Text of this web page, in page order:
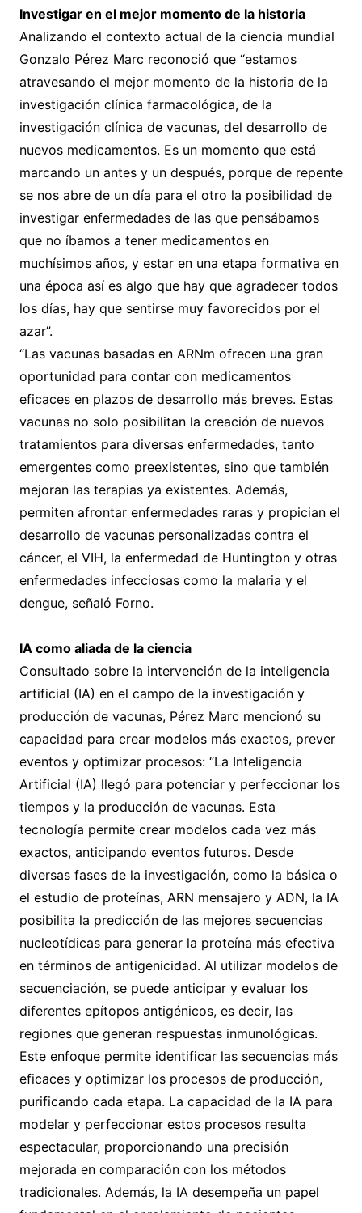
Investigar en el mejor momento de la historia
Analizando el contexto actual de la ciencia mundial
Gonzalo Pérez Marc reconoció que “estamos
atravesando el mejor momento de la historia de la
investigación clínica farmacológica, de la
investigación clínica de vacunas, del desarrollo de
nuevos medicamentos. Es un momento que está
marcando un antes y un después, porque de repente
se nos abre de un día para el otro la posibilidad de
investigar enfermedades de las que pensábamos
que no íbamos a tener medicamentos en
muchísimos años, y estar en una etapa formativa en
una época así es algo que hay que agradecer todos
los días, hay que sentirse muy favorecidos por el
azar”.
“Las vacunas basadas en ARNm ofrecen una gran
oportunidad para contar con medicamentos
eficaces en plazos de desarrollo más breves. Estas
vacunas no solo posibilitan la creación de nuevos
tratamientos para diversas enfermedades, tanto
emergentes como preexistentes, sino que también
mejoran las terapias ya existentes. Además,
permiten afrontar enfermedades raras y propician el
desarrollo de vacunas personalizadas contra el
cáncer, el VIH, la enfermedad de Huntington y otras
enfermedades infecciosas como la malaria y el
dengue, señaló Forno.
IA como aliada de la ciencia
Consultado sobre la intervención de la inteligencia
artificial (IA) en el campo de la investigación y
producción de vacunas, Pérez Marc mencionó su
capacidad para crear modelos más exactos, prever
eventos y optimizar procesos: “La Inteligencia
Artificial (IA) llegó para potenciar y perfeccionar los
tiempos y la producción de vacunas. Esta
tecnología permite crear modelos cada vez más
exactos, anticipando eventos futuros. Desde
diversas fases de la investigación, como la básica o
el estudio de proteínas, ARN mensajero y ADN, la IA
posibilita la predicción de las mejores secuencias
nucleotídicas para generar la proteína más efectiva
en términos de antigenicidad. Al utilizar modelos de
secuenciación, se puede anticipar y evaluar los
diferentes epítopos antigénicos, es decir, las
regiones que generan respuestas inmunológicas.
Este enfoque permite identificar las secuencias más
eficaces y optimizar los procesos de producción,
purificando cada etapa. La capacidad de la IA para
modelar y perfeccionar estos procesos resulta
espectacular, proporcionando una precisión
mejorada en comparación con los métodos
tradicionales. Además, la IA desempeña un papel